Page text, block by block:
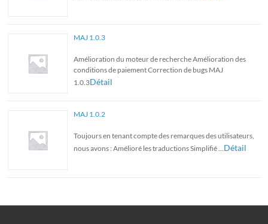
MAJ 1.0.3
Amélioration du moteur de recherche Amélioration des
conditions de paiement Correction de bugs MAJ
1.0.3Détail
MAJ 1.0.2
Toujours en tenant compte des remarques des utilisateurs,
nous avons : Amélioré les traductions Simplifié …Détail